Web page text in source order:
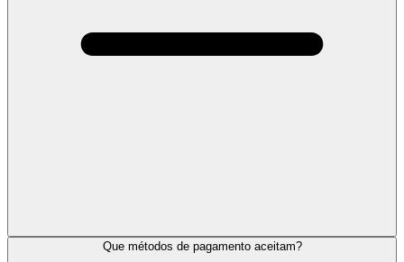
Que métodos de pagamento aceitam?